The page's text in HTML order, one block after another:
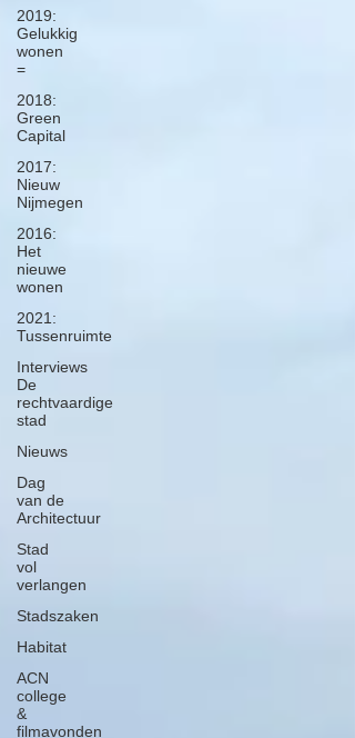
2019:
Gelukkig
wonen
=
2018:
Green
Capital
2017:
Nieuw
Nijmegen
2016:
Het
nieuwe
wonen
2021:
Tussenruimte
Interviews
De
rechtvaardige
stad
Nieuws
Dag
van de
Architectuur
Stad
vol
verlangen
Stadszaken
Habitat
ACN
college
&
filmavonden